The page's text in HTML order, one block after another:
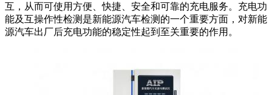
互，从而可使用方便、快捷、安全和可靠的充电服务。充电功
能及互操作性检测是新能源汽车检测的一个重要方面，对新能
源汽车出厂后充电功能的稳定性起到至关重要的作用。